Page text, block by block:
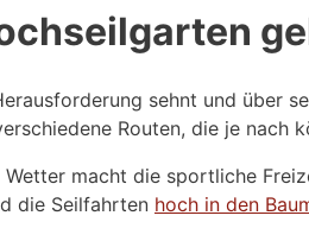
sehnt und über
Routen, die je nach
Wetter macht die sportliche
die Seilfahrten hoch in den